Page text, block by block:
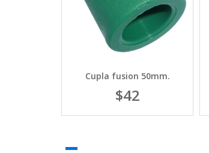
Cupla fusion 50mm.
$42